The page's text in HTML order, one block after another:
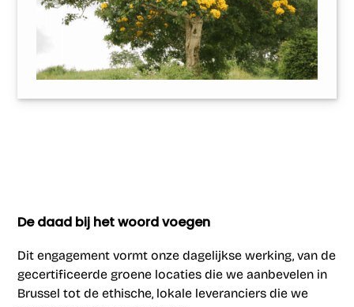
De daad bij het woord voegen
Dit engagement vormt onze dagelijkse werking, van de
gecertificeerde groene locaties die we aanbevelen in
Brussel tot de ethische, lokale leveranciers die we